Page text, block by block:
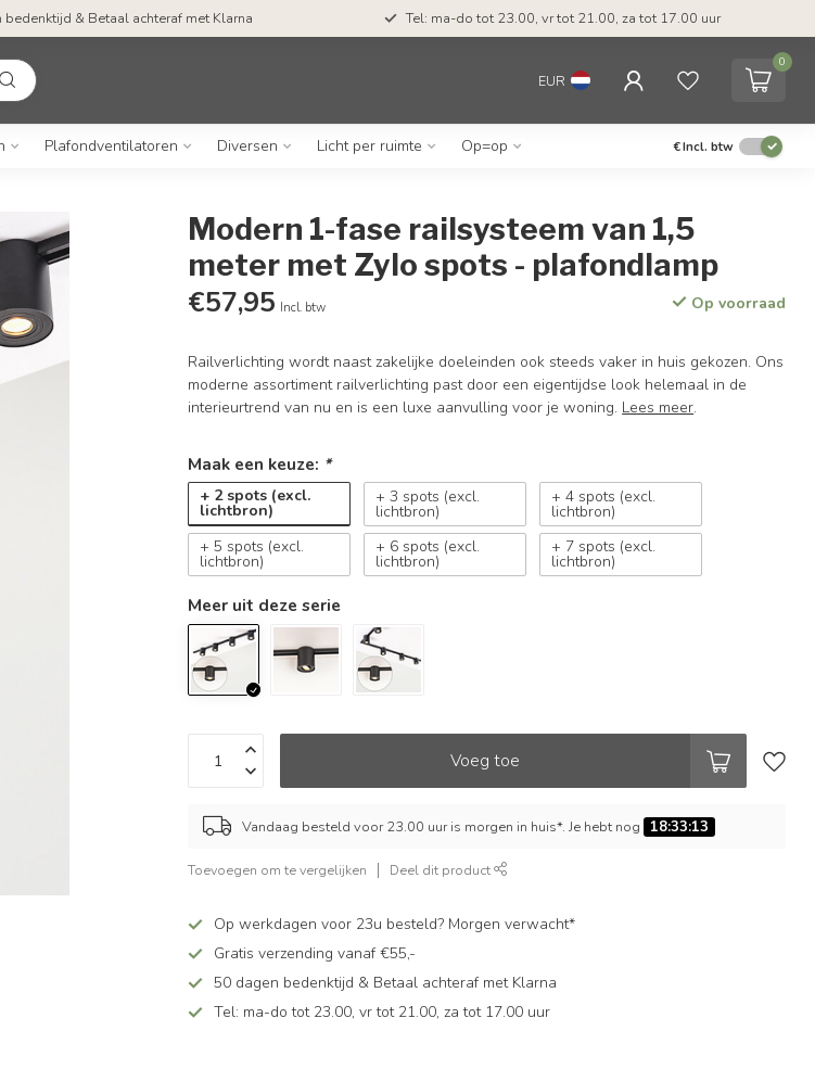
bedenktijd & Betaal achteraf met Klarna Tel: ma-do tot 23.00, vr tot 21.00, za tot 17.00 uur
EUR
0
Plafondventilatoren Diversen Licht per ruimte Op=op €Incl. btw
Modern 1-fase railsysteem van 1,5
meter met Zylo spots - plafondlamp
€57,95 Incl. btw Op voorraad
Railverlichting wordt naast zakelijke doeleinden ook steeds vaker in huis gekozen. Ons
moderne assortiment railverlichting past door een eigentijdse look helemaal in de
interieurtrend van nu en is een luxe aanvulling voor je woning. Lees meer.
Maak een keuze: *
+ 2 spots (excl.
lichtbron)
+ 3 spots (excl.
lichtbron)
+ 4 spots (excl.
lichtbron)
+ 5 spots (excl.
lichtbron)
+ 6 spots (excl.
lichtbron)
+ 7 spots (excl.
lichtbron)
Meer uit deze serie
Voeg toe
Vandaag besteld voor 23.00 uur is morgen in huis*. Je hebt nog 18:33:12
Toevoegen om te vergelijken Deel dit product
Op werkdagen voor 23u besteld? Morgen verwacht*
Gratis verzending vanaf €55,-
50 dagen bedenktijd & Betaal achteraf met Klarna
Tel: ma-do tot 23.00, vr tot 21.00, za tot 17.00 uur